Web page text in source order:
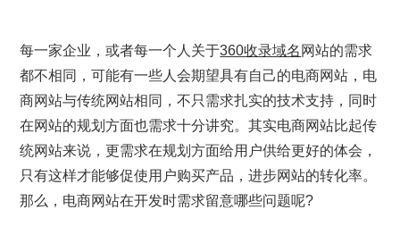
每一家企业，或者每一个人关于360收录域名 网站的需求
都不相同，可能有一些人会期望具有自己的电商网站，电
商网站与传统网站相同，不只需求扎实的技术支持，同时
在网站的规划方面也需求十分讲究。其实电商网站比起传
统网站来说，更需求在规划方面给用户供给更好的体会，
只有这样才能够促使用户购买产品，进步网站的转化率。
那么，电商网站在开发时需求留意哪些问题呢?